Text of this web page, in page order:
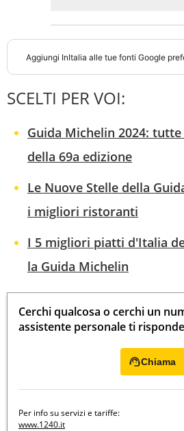
Aggiungi InItalia alle tue fonti Google
SCELTI PER VOI:
Guida Michelin 2024:
della 69a edizione
Le Nuove Stelle della
i migliori ristoranti
I 5 migliori piatti d'Italia
la Guida Michelin
Cerchi qualcosa o cerchi un
assistente personale ti
Chiama
Per info su servizi e tariffe:
www.1240.it